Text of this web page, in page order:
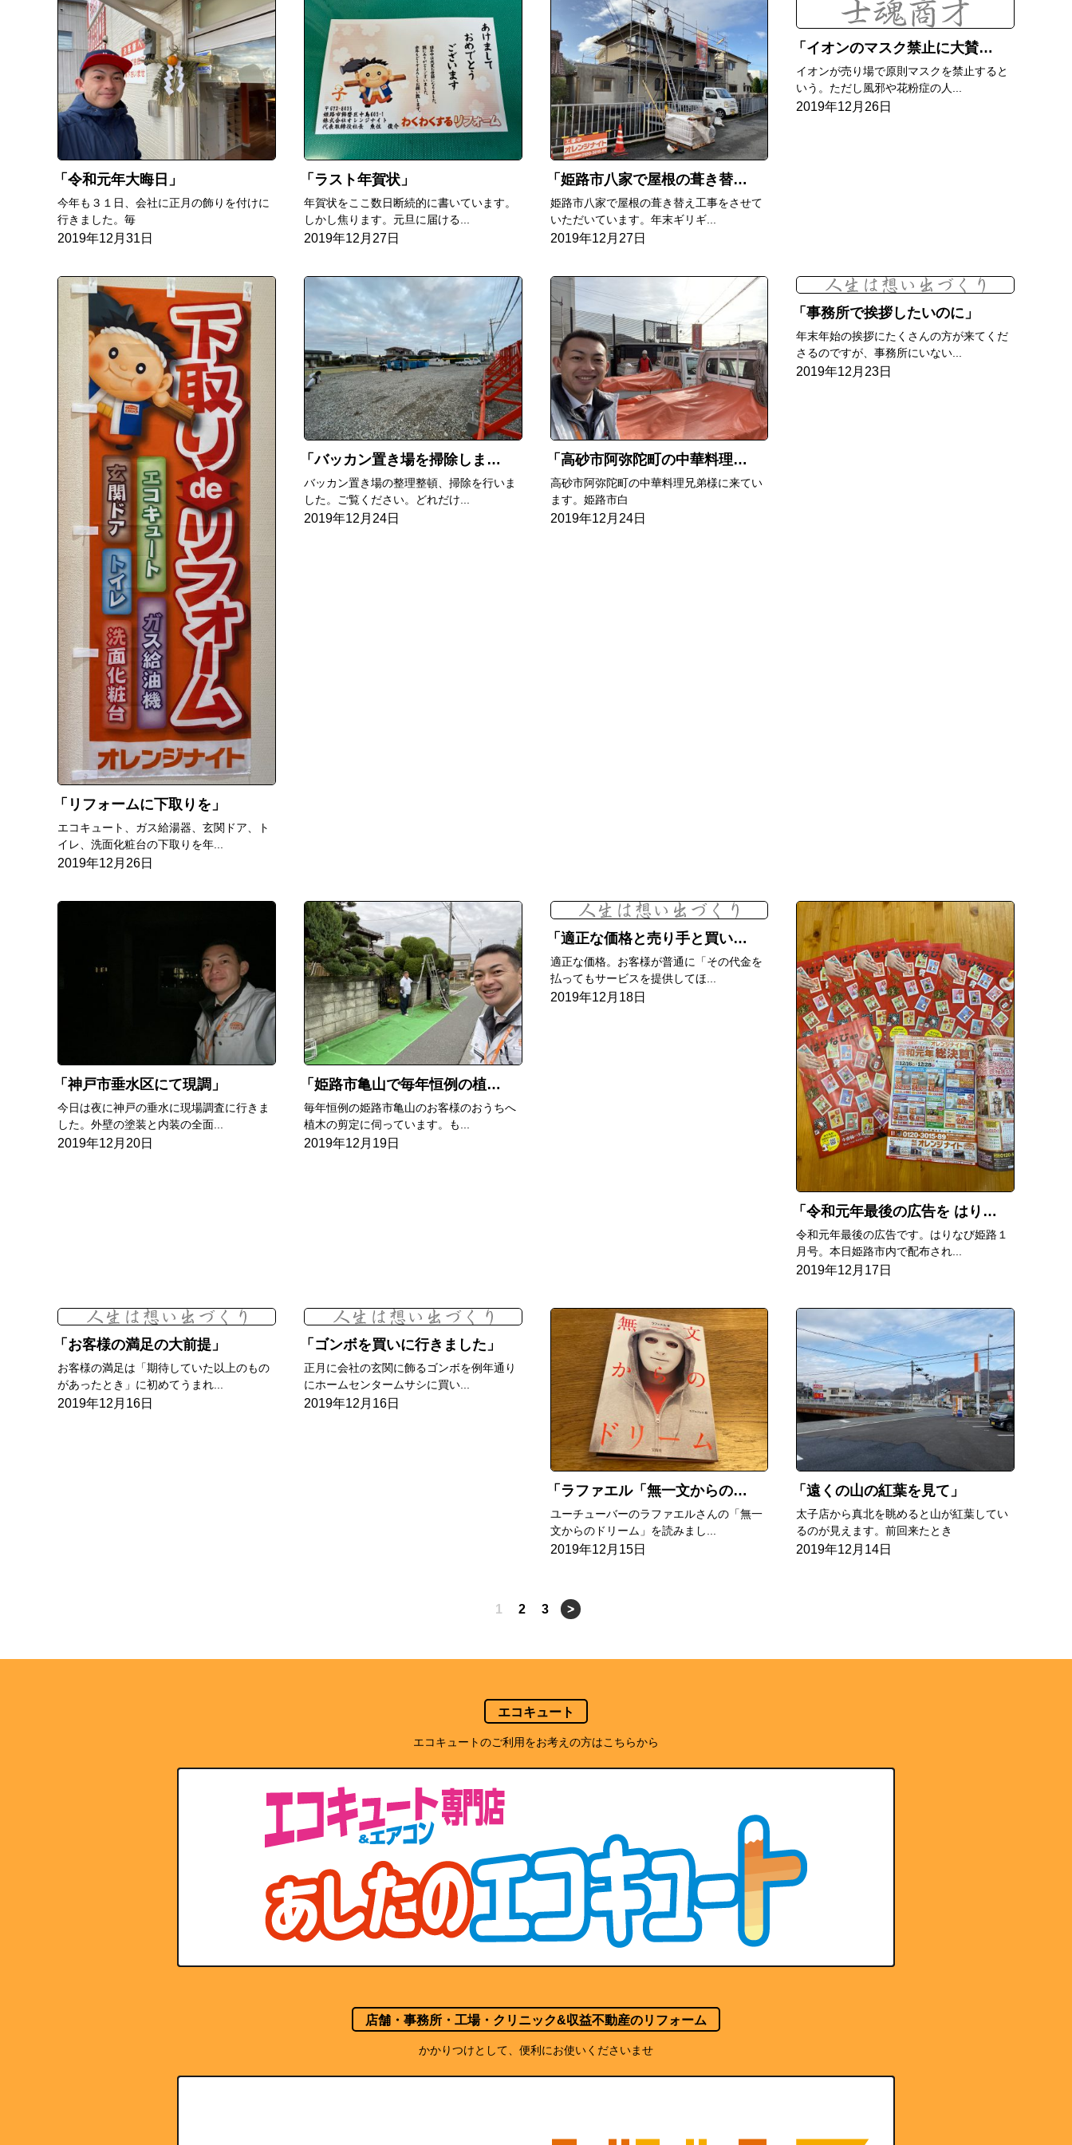
令和元年大晦日
今年も３１日、会社に正月の飾りを付けに
行きました。毎
2019年12月31日
ラスト年賀状
年賀状をここ数日断続的に書いています。
しかし焦ります。元旦に届ける...
2019年12月27日
姫路市八家で屋根の葺き替え工事中
姫路市八家で屋根の葺き替え工事をさせて
いただいています。年末ギリギ...
2019年12月27日
イオンのマスク禁止に大賛成
イオンが売り場で原則マスクを禁止すると
いう。ただし風邪や花粉症の人...
2019年12月26日
リフォームに下取りを
エコキュート、ガス給湯器、玄関ドア、ト
イレ、洗面化粧台の下取りを年...
2019年12月26日
バッカン置き場を掃除しました
バッカン置き場の整理整頓、掃除を行いま
した。ご覧ください。どれだけ...
2019年12月24日
高砂市阿弥陀町の中華料理兄弟様高砂店にて工事中
高砂市阿弥陀町の中華料理兄弟様に来てい
ます。姫路市白
2019年12月24日
事務所で挨拶したいのに
年末年始の挨拶にたくさんの方が来てくだ
さるのですが、事務所にいない...
2019年12月23日
神戸市垂水区にて現調
今日は夜に神戸の垂水に現場調査に行きま
した。外壁の塗装と内装の全面...
2019年12月20日
姫路市亀山で毎年恒例の植木剪定
毎年恒例の姫路市亀山のお客様のおうちへ
植木の剪定に伺っています。も...
2019年12月19日
適正な価格と売り手と買い手の想い
適正な価格。お客様が普通に「その代金を
払ってもサービスを提供してほ...
2019年12月18日
令和元年最後の広告を はりなび姫路１月号で
令和元年最後の広告です。はりなび姫路１
月号。本日姫路市内で配布され...
2019年12月17日
お客様の満足の大前提
お客様の満足は「期待していた以上のもの
があったとき」に初めてうまれ...
2019年12月16日
ゴンボを買いに行きました
正月に会社の玄関に飾るゴンボを例年通り
にホームセンタームサシに買い...
2019年12月16日
ラファエル「無一文からのドリーム」を読んだ
ユーチューバーのラファエルさんの「無一
文からのドリーム」を読みまし...
2019年12月15日
遠くの山の紅葉を見て
太子店から真北を眺めると山が紅葉してい
るのが見えます。前回来たとき
2019年12月14日
1 2 3 >
エコキュート
エコキュートのご利用をお考えの方はこちらから
店舗・事務所・工場・クリニック&収益不動産のリフォーム
かかりつけとして、便利にお使いくださいませ